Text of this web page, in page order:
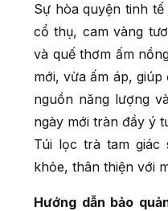
Sự hòa quyện tinh
cổ thụ, cam vàng
và quế thơm ấm
mới, vừa ấm áp,
nguồn năng lượng
ngày mới tràn đầy ý
Túi lọc trà tam giác
khỏe, thân thiện với
Hướng dẫn bảo